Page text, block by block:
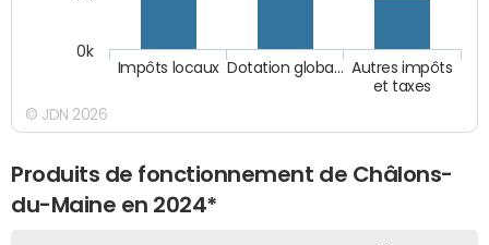
Autres impôts
et taxes
Dotation globa…
Impôts locaux
0k
© JDN 2026
Produits de fonctionnement de Châlons-
du-Maine en 2024*